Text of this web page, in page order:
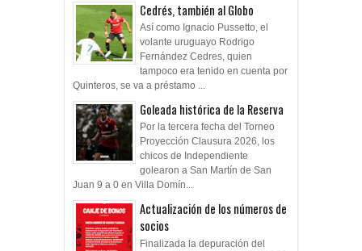
Cedrés, también al Globo
Así como Ignacio Pussetto, el
volante uruguayo Rodrigo
Fernández Cedres, quien
tampoco era tenido en cuenta por
Quinteros, se va a préstamo ...
Goleada histórica de la Reserva
Por la tercera fecha del Torneo
Proyección Clausura 2026, los
chicos de Independiente
golearon a San Martín de San
Juan 9 a 0 en Villa Domín...
Actualización de los números de
socios
Finalizada la depuración del